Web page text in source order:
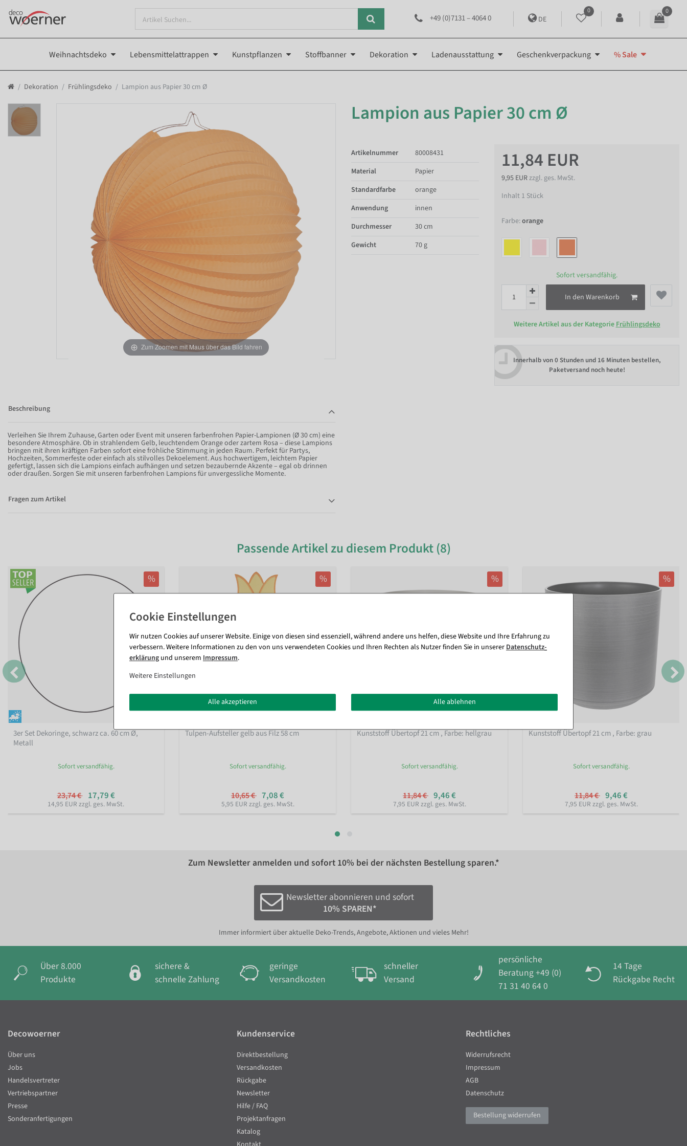
+49 (0)7131 – 4064 0 DE
0 0
Weihnachtsdeko Lebensmittelattrappen Kunstpflanzen Stoffbanner Dekoration Ladenausstattung Geschenkverpackung % Sale
Dekoration Frühlingsdeko Lampion aus Papier 30 cm Ø
Zum Zoomen mit Maus über das Bild fahren
Lampion aus Papier 30 cm Ø
11,84 EUR
9,95 EURzzgl. ges. MwSt.
Inhalt 1 Stück
Farbe:orange
Sofort versandfähig.
In den Warenkorb
Weitere Artikel aus der KategorieFrühlingsdeko
Innerhalb von0 Stunden und 16 Minuten bestellen,
Paketversand noch heute!
Artikelnummer
80008431
Material
Papier
Standardfarbe
orange
Anwendung
innen
Durchmesser
30 cm
Gewicht
70 g
Beschreibung
Verleihen Sie Ihrem Zuhause, Garten oder Event mit unseren farbenfrohen Papier-Lampionen (Ø 30 cm) eine
besondere Atmosphäre. Ob in strahlendem Gelb, leuchtendem Orange oder zartem Rosa – diese Lampions
bringen mit ihren kräftigen Farben sofort eine fröhliche Stimmung in jeden Raum. Perfekt für Partys,
Hochzeiten, Sommerfeste oder einfach als stilvolles Dekoelement. Aus hochwertigem, leichtem Papier
gefertigt, lassen sich die Lampions einfach aufhängen und setzen bezaubernde Akzente – egal ob drinnen
oder draußen. Sorgen Sie mit unseren farbenfrohen Lampions für unvergessliche Momente.
Fragen zum Artikel
Passende Artikel zu diesem Produkt (8)
%
3er Set Dekoringe, schwarz ca. 60 cm Ø,
Metall
Sofort versandfähig.
23,74 € 17,79 €
14,95 EUR zzgl. ges. MwSt.
%
Tulpen-Aufsteller gelb aus Filz 58 cm
Sofort versandfähig.
10,65 € 7,08 €
5,95 EUR zzgl. ges. MwSt.
%
Kunststoff Übertopf 21 cm, Farbe: hellgrau
Sofort versandfähig.
11,84 € 9,46 €
7,95 EUR zzgl. ges. MwSt.
%
Kunststoff Übertopf 21 cm, Farbe: grau
Sofort versandfähig.
11,84 € 9,46 €
7,95 EUR zzgl. ges. MwSt.
Zum Newsletter anmelden und sofort 10% bei der nächsten Bestellung sparen.*
Newsletter abonnieren und sofort
10% SPAREN*
Immer informiert über aktuelle Deko-Trends, Angebote, Aktionen und vieles Mehr!
Über 8.000
Produkte
sichere &
schnelle Zahlung
geringe
Versandkosten
schneller
Versand
persönliche
Beratung +49 (0)
71 31 40 64 0
14 Tage
Rückgabe Recht
Wir nutzen Cookies auf unserer Website. Einige von diesen sind essenziell, während andere uns helfen, diese Website und Ihre Erfahrung zu
verbessern. Weitere Informationen zu den von uns verwendeten Cookies und Ihren Rechten als Nutzer finden Sie in unsererDaten­schutz­
erklärung und unserem Impressum.
Weitere Einstellungen
Alle akzeptieren Alle ablehnen
Decowoerner
Über uns
Jobs
Handelsvertreter
Vertriebspartner
Presse
Sonderanfertigungen
Kundenservice
Direktbestellung
Versandkosten
Rückgabe
Newsletter
Hilfe / FAQ
Projektanfragen
Katalog
Rechtliches
Widerrufsrecht
Impressum
AGB
Datenschutz
Bestellung widerrufen